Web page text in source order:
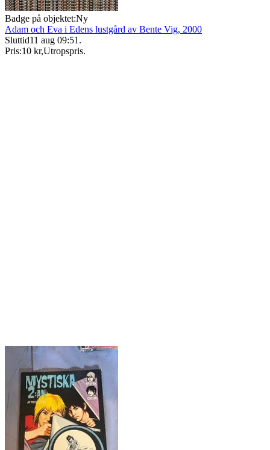
Badge på objektet:Ny
Adam och Eva i Edens lustgård av Bente Vig, 2000
Sluttid11 aug 09:51 .
Pris:10 kr,Utropspris.